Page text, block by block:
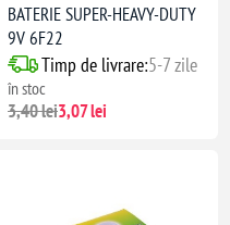
BATERIE SUPER-HEAVY-DUTY
9V 6F22
Timp de livrare:5-7 zile
în stoc
3,40 lei3,07 lei